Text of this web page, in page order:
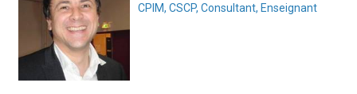
CPIM, CSCP, Consultant, Enseignant